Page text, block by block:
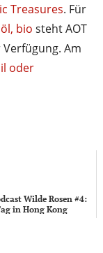
Treasures. Für
bio steht AOT
Am
oder
Wilde Rosen #4:
in Hong Kong